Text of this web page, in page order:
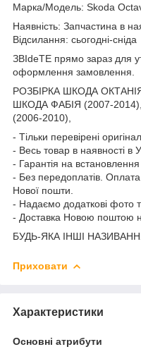
Марка/Модель: Skoda
Наявність: Запчастина в
Відсилання: сьогодні-сніда
ЗВІdeТЕ прямо зараз для
оформлення замовлення.
РОЗБІРКА ШКОДА
ШКОДА ФАБІЯ (2007-
(2006-2010),
- Тільки перевірені
- Весь товар в наявності в
- Гарантія на встановлення
- Без передоплатів. Оплата
Нової пошти.
- Надаємо додаткові фото
- Доставка Новою поштою на
БУДЬ-ЯКА ІНШІ
Приховати
Характеристики
Основні атрибути